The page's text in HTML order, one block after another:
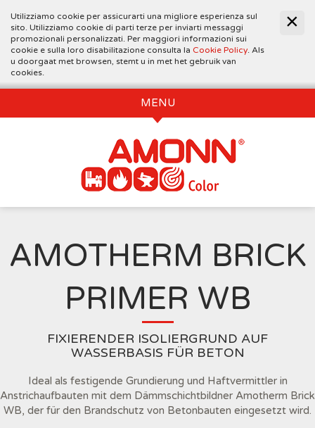
Utilizziamo cookie per assicurarti una migliore esperienza sul
sito. Utilizziamo cookie di parti terze per inviarti messaggi
promozionali personalizzati. Per maggiori informazioni sui
cookie e sulla loro disabilitazione consulta la Cookie Policy. Als
u doorgaat met browsen, stemt u in met het gebruik van
cookies.
MENU
AMOTHERM BRICK
PRIMER WB
FIXIERENDER ISOLIERGRUND AUF
WASSERBASIS FÜR BETON
Ideal als festigende Grundierung und Haftvermittler in
Anstrichaufbauten mit dem Dämmschichtbildner Amotherm Brick
WB, der für den Brandschutz von Betonbauten eingesetzt wird.